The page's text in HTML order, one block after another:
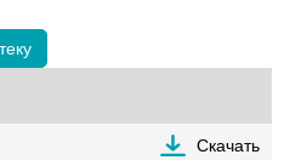
Скачать